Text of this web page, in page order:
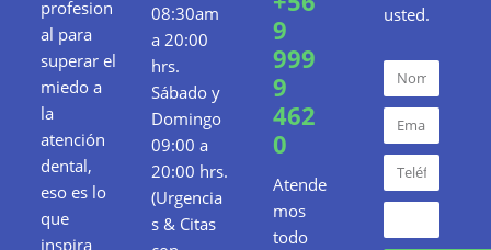
profesion
al para
superar el
miedo a
la
atención
dental,
eso es lo
que
inspira
08:30am
a 20:00
hrs.
Sábado y
Domingo
09:00 a
20:00 hrs.
(Urgencia
s & Citas
9
999
9
462
0
Atende
mos
todo
usted.